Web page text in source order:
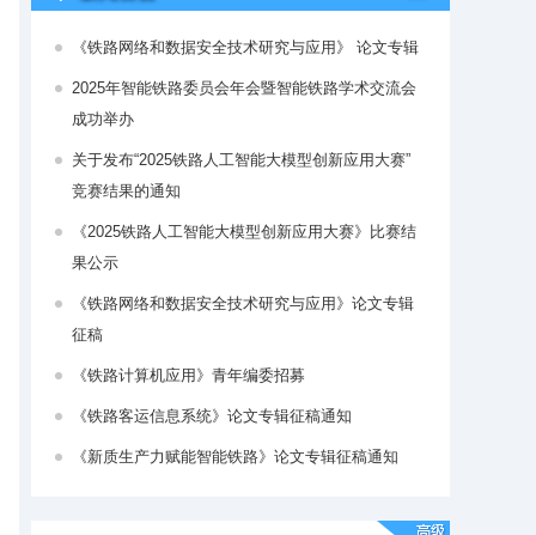
《铁路网络和数据安全技术研究与应用》 论文专辑
2025年智能铁路委员会年会暨智能铁路学术交流会
成功举办
关于发布“2025铁路人工智能大模型创新应用大赛”
竞赛结果的通知
《2025铁路人工智能大模型创新应用大赛》比赛结
果公示
《铁路网络和数据安全技术研究与应用》论文专辑
征稿
《铁路计算机应用》青年编委招募
《铁路客运信息系统》论文专辑征稿通知
《新质生产力赋能智能铁路》论文专辑征稿通知